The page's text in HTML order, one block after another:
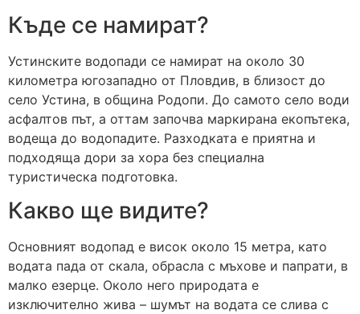
Къде се намират?
Устинските водопади се намират на около 30
километра югозападно от Пловдив, в близост до
село Устина, в община Родопи. До самото село води
асфалтов път, а оттам започва маркирана екопътека,
водеща до водопадите. Разходката е приятна и
подходяща дори за хора без специална
туристическа подготовка.
Какво ще видите?
Основният водопад е висок около 15 метра, като
водата пада от скала, обрасла с мъхове и папрати, в
малко езерце. Около него природата е
изключително жива – шумът на водата се слива с